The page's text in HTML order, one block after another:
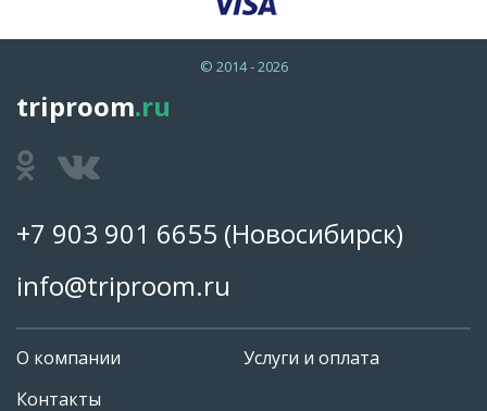
© 2014 - 2026
triproom.ru
+7 903 901 6655 (Новосибирск)
info@triproom.ru
О компании
Контакты
Услуги и оплата